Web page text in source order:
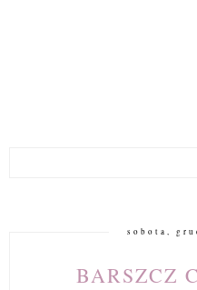
sobota,
BARSZCZ